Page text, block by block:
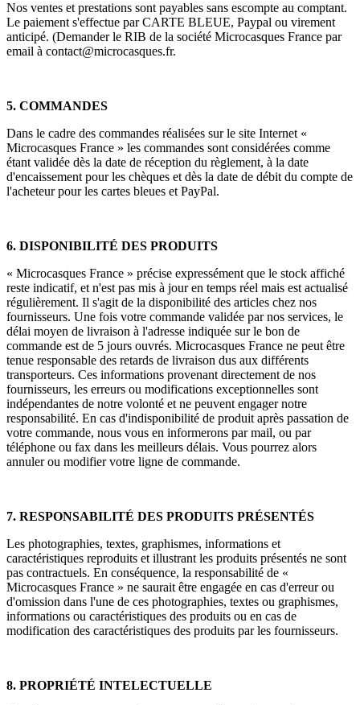
Nos ventes et prestations sont payables sans escompte au comptant.
Le paiement s'effectue par CARTE BLEUE, Paypal ou virement
anticipé. (Demander le RIB de la société Microcasques France par
email à contact@microcasques.fr.
5. COMMANDES
Dans le cadre des commandes réalisées sur le site Internet «
Microcasques France » les commandes sont considérées comme
étant validée dès la date de réception du règlement, à la date
d'encaissement pour les chèques et dès la date de débit du compte de
l'acheteur pour les cartes bleues et PayPal.
6. DISPONIBILITÉ DES PRODUITS
« Microcasques France » précise expressément que le stock affiché
reste indicatif, et n'est pas mis à jour en temps réel mais est actualisé
régulièrement. Il s'agit de la disponibilité des articles chez nos
fournisseurs. Une fois votre commande validée par nos services, le
délai moyen de livraison à l'adresse indiquée sur le bon de
commande est de 5 jours ouvrés. Microcasques France ne peut être
tenue responsable des retards de livraison dus aux différents
transporteurs. Ces informations provenant directement de nos
fournisseurs, les erreurs ou modifications exceptionnelles sont
indépendantes de notre volonté et ne peuvent engager notre
responsabilité. En cas d'indisponibilité de produit après passation de
votre commande, nous vous en informerons par mail, ou par
téléphone ou fax dans les meilleurs délais. Vous pourrez alors
annuler ou modifier votre ligne de commande.
7. RESPONSABILITÉ DES PRODUITS PRÉSENTÉS
Les photographies, textes, graphismes, informations et
caractéristiques reproduits et illustrant les produits présentés ne sont
pas contractuels. En conséquence, la responsabilité de «
Microcasques France » ne saurait être engagée en cas d'erreur ou
d'omission dans l'une de ces photographies, textes ou graphismes,
informations ou caractéristiques des produits ou en cas de
modification des caractéristiques des produits par les fournisseurs.
8. PROPRIÉTÉ INTELECTUELLE